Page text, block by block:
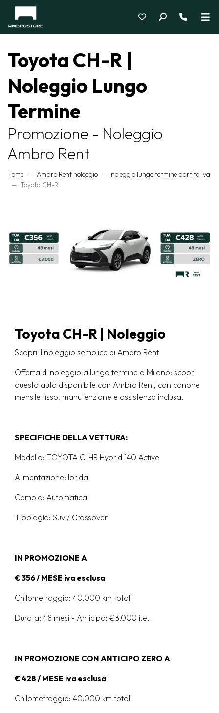
Toyota CH-R |
Noleggio Lungo
Termine
Promozione - Noleggio
Ambro Rent
Home Ambro Rent noleggio
noleggio lungo termine partita iva
Toyota CH-R
Toyota CH-R | Noleggio
Scopri il noleggio semplice di Ambro Rent
Offerta di noleggio a lungo termine a Milano: scopri
questa auto disponibile con Ambro Rent, con canone
mensile fisso, manutenzione e assistenza inclusa.
SPECIFICHE DELLA VETTURA:
Modello: TOYOTA C-HR Hybrid 140 Active
Alimentazione: Ibrida
Cambio: Automatica
Tipologia: Suv / Crossover
IN PROMOZIONE A
€ 356/ MESE iva esclusa
Chilometraggio: 40.000 km totali
Durata: 48 mesi - Anticipo: €3.000 i.e.
IN PROMOZIONE CON ANTICIPO ZERO A
€ 428 / MESE iva esclusa
Chilometraggio: 40.000 km totali